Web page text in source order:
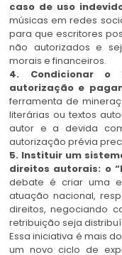
caso de uso
músicas em redes
para que escritores
não autorizados e
morais e financeiros.
4. Condicionar o
autorização e
ferramenta de
literárias ou textos
autor e a devida
autorização prévia
5. Instituir um
direitos autorais: o
debate é criar uma
atuação nacional,
direitos, negociando
retribuição seja
Essa iniciativa é mais
um novo ciclo de